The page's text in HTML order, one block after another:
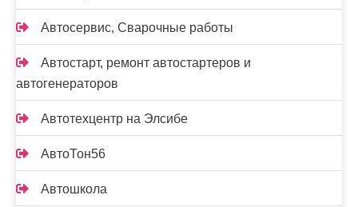
Автосервис, Сварочные работы
Автостарт, ремонт автостартеров и
автогенераторов
Автотехцентр на Элсибе
АвтоТон56
Автошкола